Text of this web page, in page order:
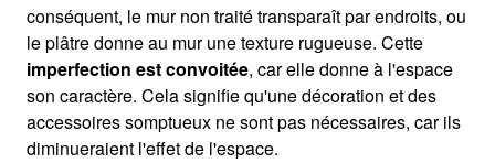
conséquent, le mur non traité transparaît par endroits, ou
le plâtre donne au mur une texture rugueuse. Cette
imperfection est convoitée, car elle donne à l'espace
son caractère. Cela signifie qu'une décoration et des
accessoires somptueux ne sont pas nécessaires, car ils
diminueraient l'effet de l'espace.